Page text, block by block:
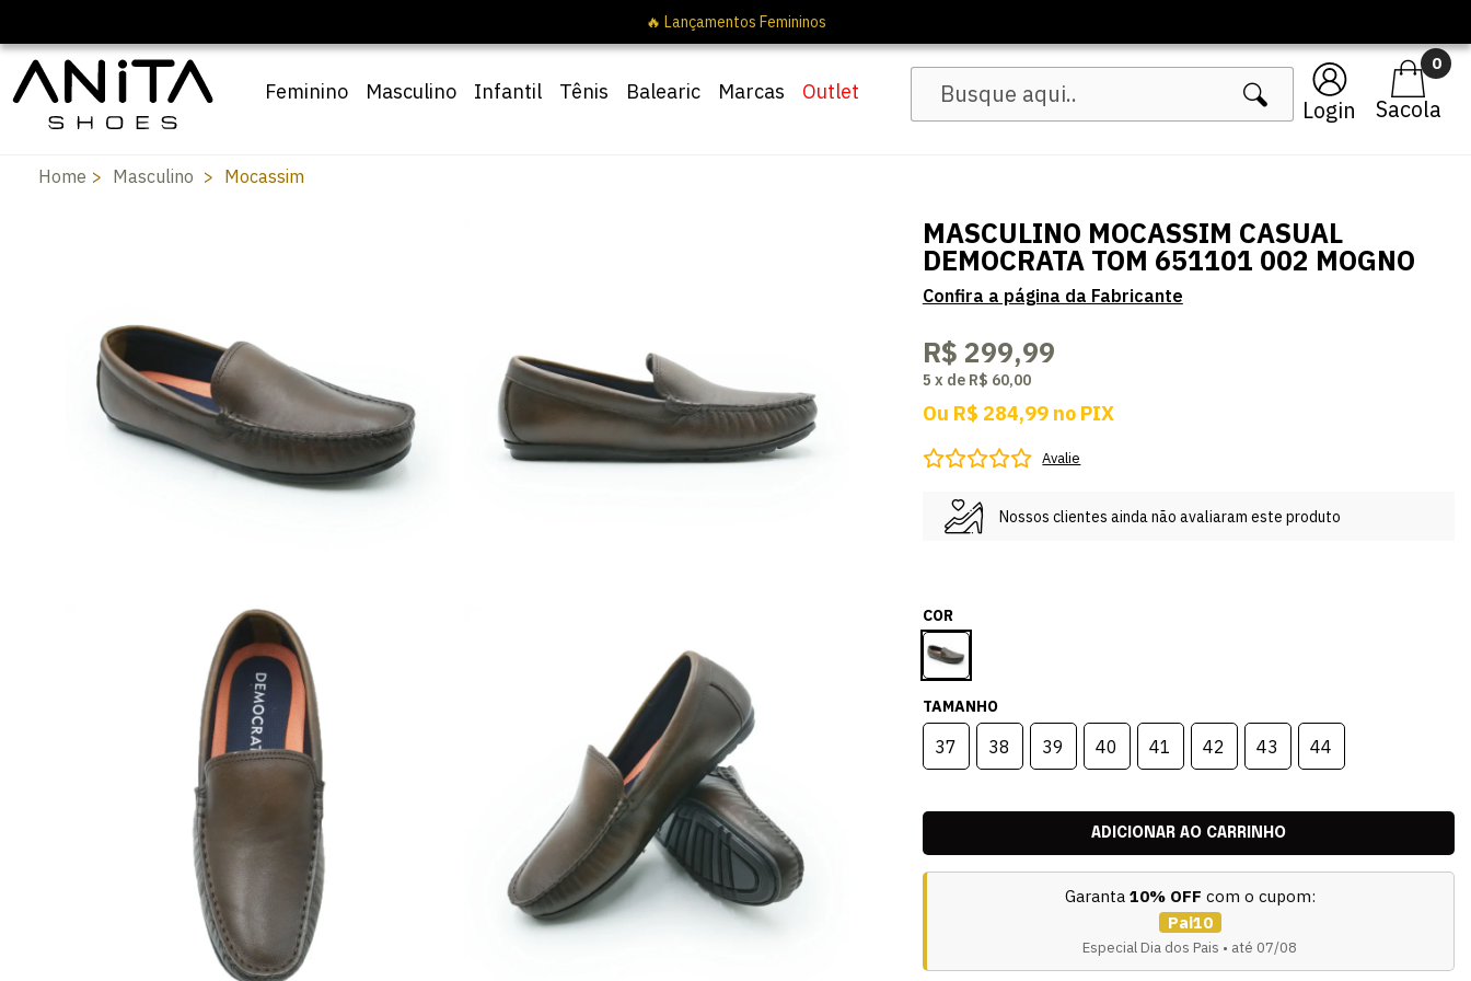
Login
0
Feminino Masculino Infantil Tênis Balearic Marcas Outlet
🔥 Lançamentos Femininos
Home Masculino Mocassim
MASCULINO MOCASSIM CASUAL
DEMOCRATA TOM 651101 002 MOGNO
R$ 299,99
5 x de R$ 60,00
Ou R$ 284,99 no PIX
Avalie
Nossos clientes ainda não avaliaram este produto
COR
TAMANHO
37 38 39 40 41 42 43 44
Garanta 10% OFF com o cupom:
Pai10
Especial Dia dos Pais • até 07/08